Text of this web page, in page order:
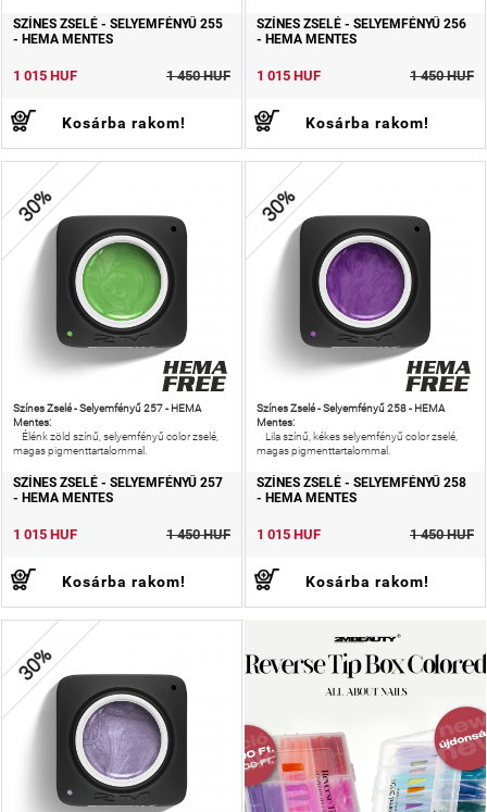
SZÍNES ZSELÉ - SELYEMFÉNYŰ 255
- HEMA MENTES
1 015 HUF 1 450 HUF
Kosárba rakom!
SZÍNES ZSELÉ - SELYEMFÉNYŰ 256
- HEMA MENTES
1 015 HUF 1 450 HUF
Kosárba rakom!
30%
Színes Zselé - Selyemfényű 257 - HEMA
Mentes:
Élénk zöld színű, selyemfényű color zselé,
magas pigmenttartalommal.
SZÍNES ZSELÉ - SELYEMFÉNYŰ 257
- HEMA MENTES
1 015 HUF 1 450 HUF
Kosárba rakom!
30%
Színes Zselé - Selyemfényű 258 - HEMA
Mentes:
Lila színű, kékes selyemfényű color zselé,
magas pigmenttartalommal.
SZÍNES ZSELÉ - SELYEMFÉNYŰ 258
- HEMA MENTES
1 015 HUF 1 450 HUF
Kosárba rakom!
30%